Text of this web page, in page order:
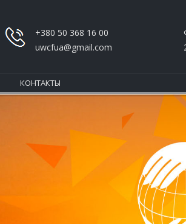
+380 50 368 16 00
uwcfua@gmail.com
КОНТАКТЫ